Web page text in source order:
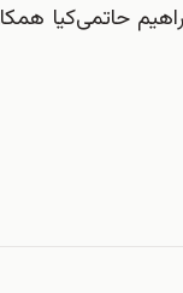
حاتمی‌کیا